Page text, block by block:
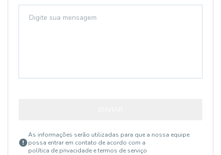
As informações serão utilizadas para que a nossa equipe
possa entrar em contato de acordo com a
política de privacidade e termos de serviço